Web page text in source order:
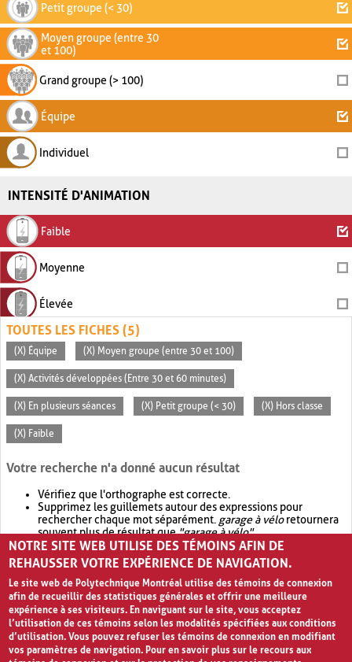
Petit groupe (< 30)
Moyen groupe (entre 30
et 100)
Grand groupe (> 100)
Équipe
Individuel
INTENSITÉ D'ANIMATION
Faible
Moyenne
Élevée
TOUTES LES FICHES (5)
(X) Équipe (X) Moyen groupe (entre 30 et 100)
(X) Activités développées (Entre 30 et 60 minutes)
(X) En plusieurs séances (X) Petit groupe (< 30) (X) Hors classe
(X) Faible
Votre recherche n'a donné aucun résultat
Vérifiez que l'orthographe est correcte.
Supprimez les guillemets autour des expressions pour
rechercher chaque mot séparément. garage à véloretournera
souvent plus de résultat que"garage à vélo".
Envisagez d'élargir votre recherche avec OR.garage OR vélo
retournera souvent plus de résultat quegarage à vélo
NOTRE SITE WEB UTILISE DES TÉMOINS AFIN DE
REHAUSSER VOTRE EXPÉRIENCE DE NAVIGATION.
Le site web de Polytechnique Montréal utilise des témoins de connexion
afin de recueillir des statistiques générales et offrir une meilleure
expérience à ses visiteurs. En naviguant sur le site, vous acceptez
l’utilisation de ces témoins selon les modalités spécifiées aux conditions
d’utilisation. Vous pouvez refuser les témoins de connexion en modifiant
vos paramètres de navigation. Pour en savoir plus sur le recours aux